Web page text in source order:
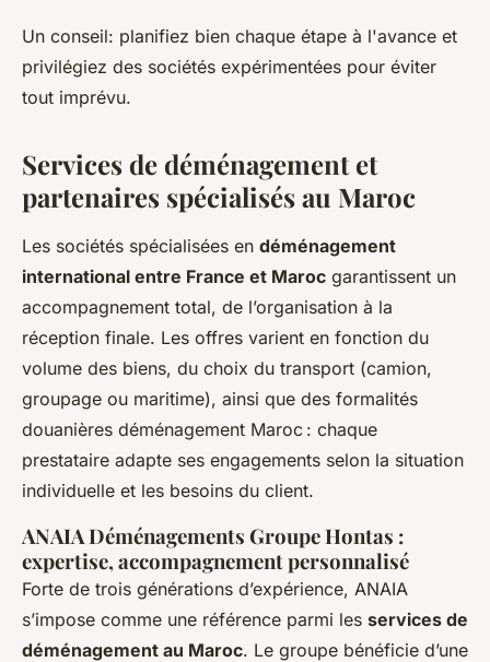
Un conseil: planifiez bien chaque étape à l'avance et
privilégiez des sociétés expérimentées pour éviter
tout imprévu.
Services de déménagement et
partenaires spécialisés au Maroc
Les sociétés spécialisées en déménagement
international entre France et Maroc garantissent un
accompagnement total, de l’organisation à la
réception finale. Les offres varient en fonction du
volume des biens, du choix du transport (camion,
groupage ou maritime), ainsi que des formalités
douanières déménagement Maroc : chaque
prestataire adapte ses engagements selon la situation
individuelle et les besoins du client.
ANAIA Déménagements Groupe Hontas :
expertise, accompagnement personnalisé
Forte de trois générations d’expérience, ANAIA
s’impose comme une référence parmi les services de
déménagement au Maroc. Le groupe bénéficie d’une